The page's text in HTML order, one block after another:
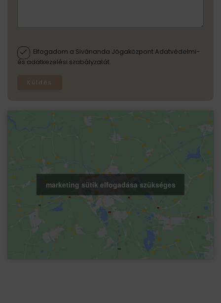
Elfogadom a Sivánanda Jógaközpont Adatvédelmi-
és adatkezelési szabályzatát.
Küldés
marketing sütik elfogadása szükséges